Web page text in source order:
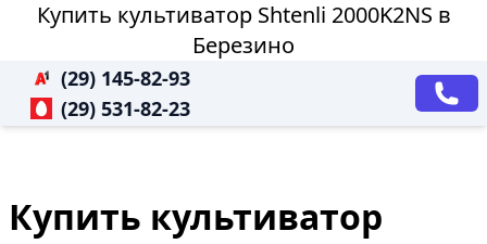
Купить культиватор Shtenli 2000K2NS в
Березино
(29) 145-82-93
(29) 531-82-23
Купить культиватор